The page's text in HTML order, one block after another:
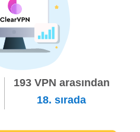
193VPN arasından
18. sırada